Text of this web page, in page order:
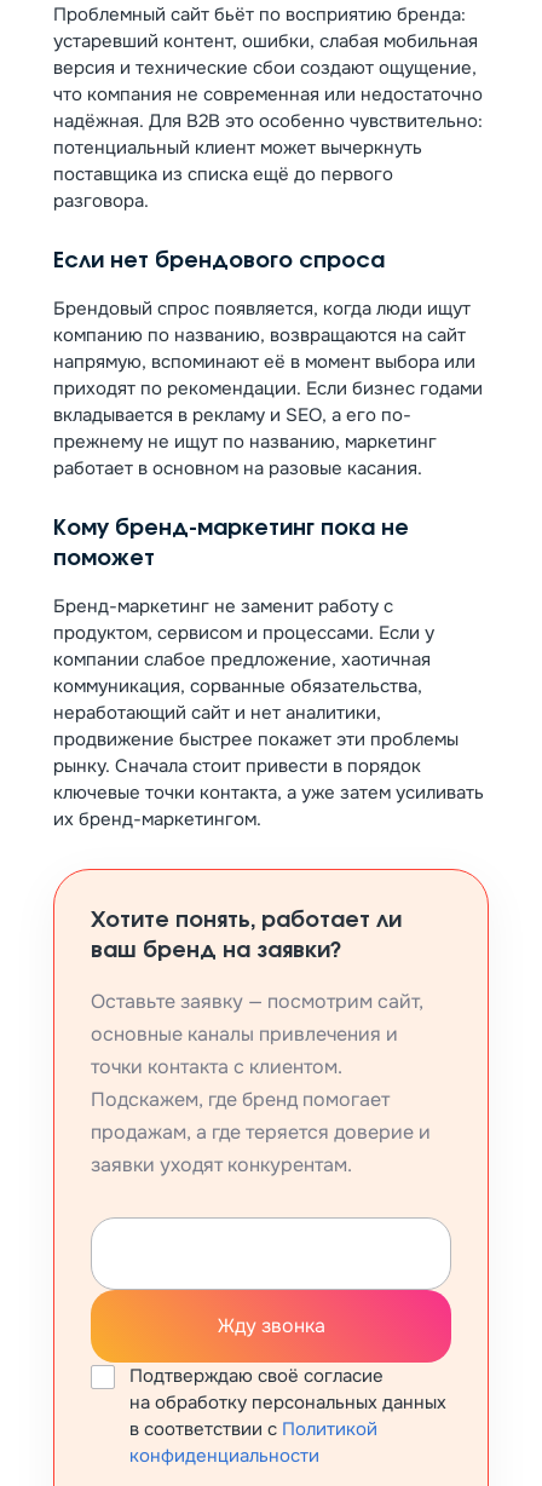
Проблемный сайт бьёт по восприятию бренда:
устаревший контент, ошибки, слабая мобильная
версия и технические сбои создают ощущение,
что компания не современная или недостаточно
надёжная. Для B2B это особенно чувствительно:
потенциальный клиент может вычеркнуть
поставщика из списка ещё до первого
разговора.
Если нет брендового спроса
Брендовый спрос появляется, когда люди ищут
компанию по названию, возвращаются на сайт
напрямую, вспоминают её в момент выбора или
приходят по рекомендации. Если бизнес годами
вкладывается в рекламу и SEO, а его по-
прежнему не ищут по названию, маркетинг
работает в основном на разовые касания.
Кому бренд-маркетинг пока не
поможет
Бренд-маркетинг не заменит работу с
продуктом, сервисом и процессами. Если у
компании слабое предложение, хаотичная
коммуникация, сорванные обязательства,
неработающий сайт и нет аналитики,
продвижение быстрее покажет эти проблемы
рынку. Сначала стоит привести в порядок
ключевые точки контакта, а уже затем усиливать
их бренд-маркетингом.
Хотите понять, работает ли
ваш бренд на заявки?
Оставьте заявку — посмотрим сайт,
основные каналы привлечения и
точки контакта с клиентом.
Подскажем, где бренд помогает
продажам, а где теряется доверие и
заявки уходят конкурентам.
Жду звонка
Подтверждаю своё согласие
на обработку персональных данных
в соответствии с Политикой
конфиденциальности